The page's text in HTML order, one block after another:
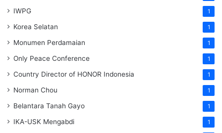
IWPG 1
Korea Selatan 1
Monumen Perdamaian 1
Only Peace Conference 1
Country Director of HONOR Indonesia 1
Norman Chou 1
Belantara Tanah Gayo 1
IKA-USK Mengabdi 1